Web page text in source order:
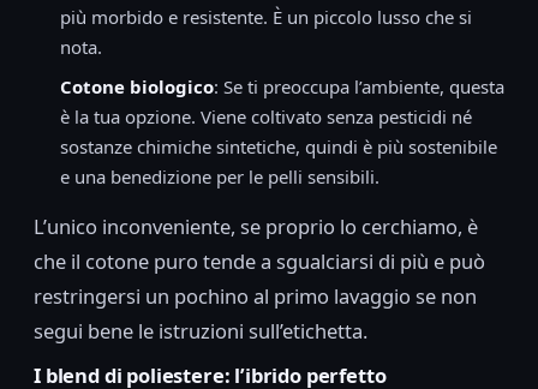
più morbido e resistente. È un piccolo lusso che si
nota.
Cotone biologico: Se ti preoccupa l’ambiente, questa
è la tua opzione. Viene coltivato senza pesticidi né
sostanze chimiche sintetiche, quindi è più sostenibile
e una benedizione per le pelli sensibili.
L’unico inconveniente, se proprio lo cerchiamo, è
che il cotone puro tende a sgualciarsi di più e può
restringersi un pochino al primo lavaggio se non
segui bene le istruzioni sull’etichetta.
I blend di poliestere: l’ibrido perfetto